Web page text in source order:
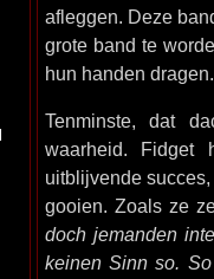
afleggen. Deze
grote band te
hun handen dragen.
Tenminste, dat
waarheid. Fidget
uitblijvende
gooien. Zoals ze
doch jemanden
keinen Sinn so.